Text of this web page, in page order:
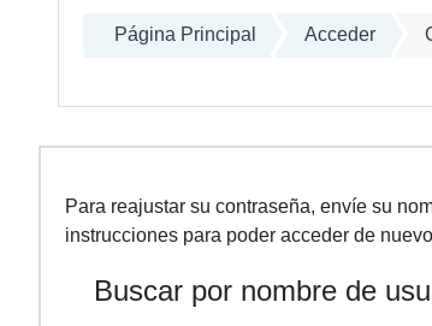
Página Principal Acceder
Para reajustar su contraseña, envíe su
instrucciones para poder acceder de
Buscar por nombre de